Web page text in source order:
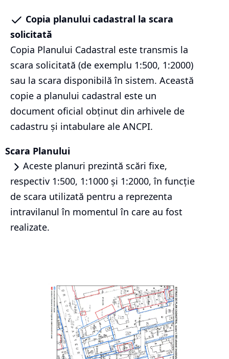
Copia planului cadastral la scara
solicitată
Copia Planului Cadastral este transmis la
scara solicitată (de exemplu 1:500, 1:2000)
sau la scara disponibilă în sistem. Această
copie a planului cadastral este un
document oficial obținut din arhivele de
cadastru și intabulare ale ANCPI.
Scara Planului
Aceste planuri prezintă scări fixe,
respectiv 1:500, 1:1000 și 1:2000, în funcție
de scara utilizată pentru a reprezenta
intravilanul în momentul în care au fost
realizate.